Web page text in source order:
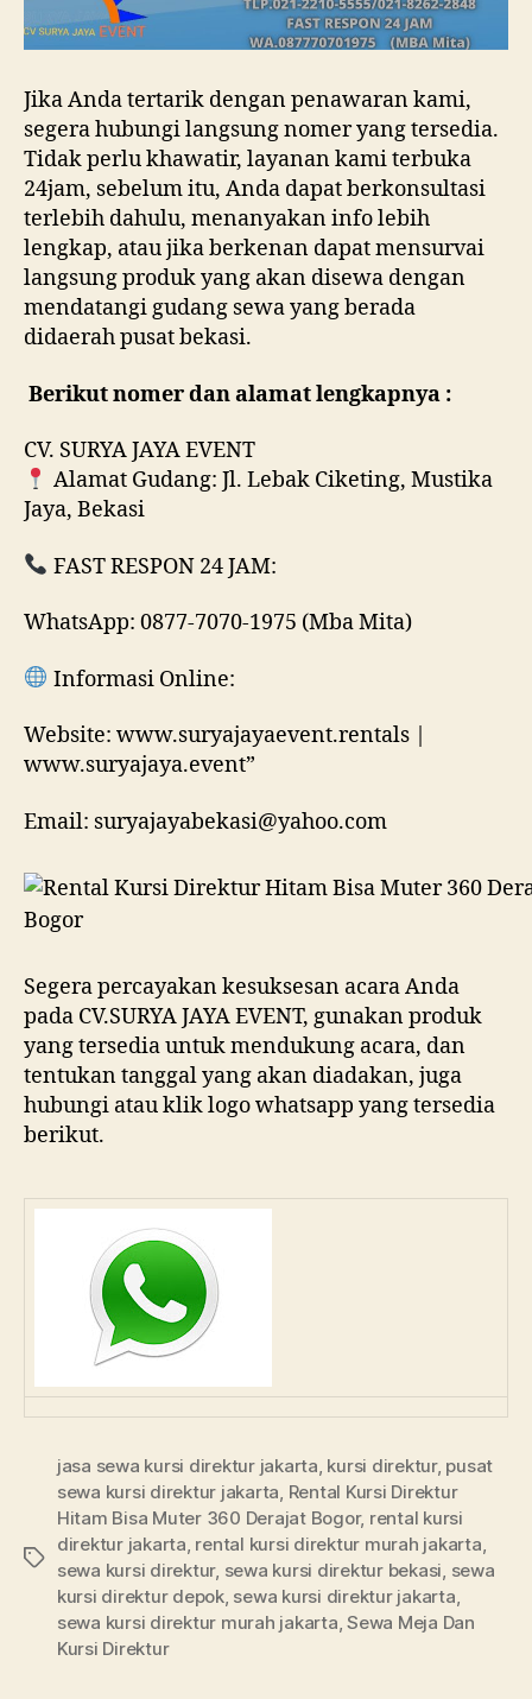
Jika Anda tertarik dengan penawaran kami,
segera hubungi langsung nomer yang tersedia.
Tidak perlu khawatir, layanan kami terbuka
24jam, sebelum itu, Anda dapat berkonsultasi
terlebih dahulu, menanyakan info lebih
lengkap, atau jika berkenan dapat mensurvai
langsung produk yang akan disewa dengan
mendatangi gudang sewa yang berada
didaerah pusat bekasi.
Berikut nomer dan alamat lengkapnya :
CV. SURYA JAYA EVENT
Alamat Gudang: Jl. Lebak Ciketing, Mustika
Jaya, Bekasi
FAST RESPON 24 JAM:
WhatsApp: 0877-7070-1975 (Mba Mita)
Informasi Online:
Website: www.suryajayaevent.rentals |
www.suryajaya.event”
Email: suryajayabekasi@yahoo.com
Segera percayakan kesuksesan acara Anda
pada CV.SURYA JAYA EVENT, gunakan produk
yang tersedia untuk mendukung acara, dan
tentukan tanggal yang akan diadakan, juga
hubungi atau klik logo whatsapp yang tersedia
berikut.
Tags
jasa sewa kursi direktur jakarta kursi direktur, pusat
sewa kursi direktur jakarta Rental Kursi Direktur
Hitam Bisa Muter 360 Derajat Bogor, rental kursi
direktur jakarta rental kursi direktur murah jakarta
sewa kursi direktur, sewa kursi direktur bekasi sewa
kursi direktur depok, sewa kursi direktur jakarta
sewa kursi direktur murah jakarta ,Sewa Meja Dan
Kursi Direktur